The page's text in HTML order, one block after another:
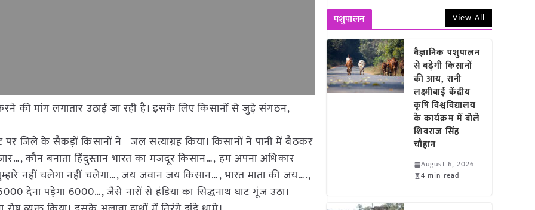
की मांग लगातार उठाई जा रही है। इसके लिए किसानों से जुड़े संगठन,
पर जिले के सैकड़ों किसानों ने जल सत्याग्रह किया। किसानों ने पानी में बैठकर
कौन बनाता हिंदुस्तान भारत का मजदूर किसान…, हम अपना अधिकार
नहीं चलेगा नहीं चलेगा…, जय जवान जय किसान…, भारत माता की जय….,
देना पड़ेगा 6000…, जैसे नारों से हंडिया का सिद्धनाथ घाट गूंज उठा।
पशुपालन View All
वैज्ञानिक पशुपालन
से बढ़ेगी किसानों
की आय, रानी
लक्ष्मीबाई केंद्रीय
कृषि विश्वविद्यालय
के कार्यक्रम में बोले
शिवराज सिंह
चौहान
August 6, 2026
4 min read